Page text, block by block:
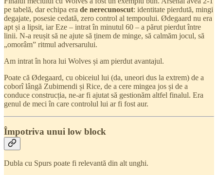
pe tabelă, dar echipa era de nerecunoscut: identitate pierdută, mingi
degajate, posesie cedată, zero control al tempoului. Ødegaard nu era
apt și a lipsit, iar Eze – intrat în minutul 60 – a părut pierdut între
linii. N-a reușit să ne ajute să ținem de minge, să calmăm jocul, să
„omorâm” ritmul adversarului.
Am intrat în hora lui Wolves și am pierdut avantajul.
Poate că Ødegaard, cu obiceiul lui (da, uneori dus la extrem) de a
coborî lângă Zubimendi și Rice, de a cere mingea jos și de a
conduce construcția, ne-ar fi ajutat să gestionăm altfel finalul. Era
genul de meci în care controlul lui ar fi fost aur.
Împotriva unui low block
Dubla cu Spurs poate fi relevantă din alt unghi.